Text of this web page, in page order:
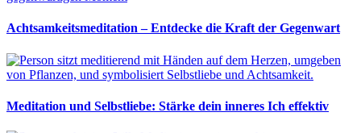
Achtsamkeitsmeditation – Entdecke die Kraft der Gegenwart
Meditation und Selbstliebe: Stärke dein inneres Ich effektiv